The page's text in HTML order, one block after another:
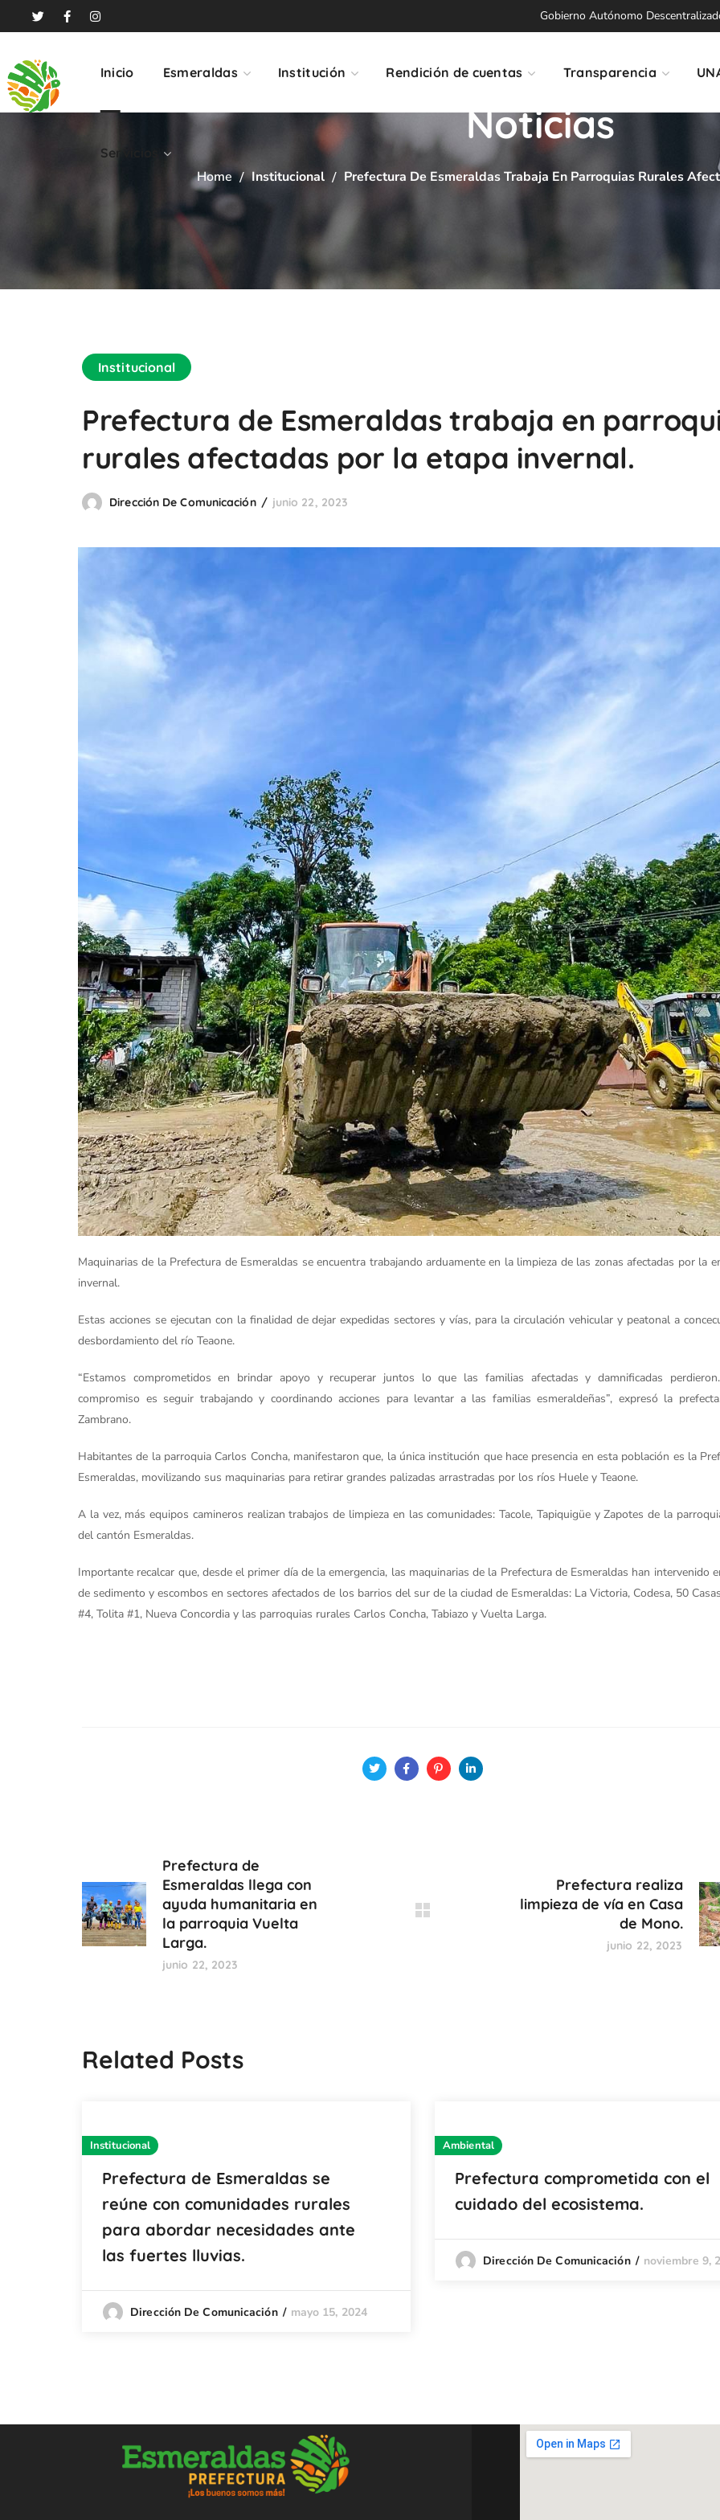
Gobierno Autónomo
Inicio Esmeraldas Institución Rendición de cuentas Transparencia
Servicios
Noticias
Home Institucional Prefectura De Esmeraldas Trabaja En Parroquias Rurales
Institucional
Prefectura de Esmeraldas trabaja en
rurales afectadas por la etapa invernal.
Dirección De Comunicación junio 22, 2023
Maquinarias de la Prefectura de Esmeraldas se encuentra trabajando arduamente en la limpieza de las zonas afectadas por la
invernal.
Estas acciones se ejecutan con la finalidad de dejar expedidas sectores y vías, para la circulación vehicular y peatonal a
desbordamiento del río Teaone.
“Estamos comprometidos en brindar apoyo y recuperar juntos lo que las familias afectadas y damnificadas
compromiso es seguir trabajando y coordinando acciones para levantar a las familias esmeraldeñas”, expresó la
Zambrano.
Habitantes de la parroquia Carlos Concha, manifestaron que, la única institución que hace presencia en esta población es la
Esmeraldas, movilizando sus maquinarias para retirar grandes palizadas arrastradas por los ríos Huele y Teaone.
A la vez, más equipos camineros realizan trabajos de limpieza en las comunidades: Tacole, Tapiquigüe y Zapotes de la
del cantón Esmeraldas.
Importante recalcar que, desde el primer día de la emergencia, las maquinarias de la Prefectura de Esmeraldas han intervenido
de sedimento y escombos en sectores afectados de los barrios del sur de la ciudad de Esmeraldas: La Victoria, Codesa, 50
#4, Tolita #1, Nueva Concordia y las parroquias rurales Carlos Concha, Tabiazo y Vuelta Larga.
Prefectura de
Esmeraldas llega con
ayuda humanitaria en
la parroquia Vuelta
Larga.
junio 22, 2023
Prefectura realiza
limpieza de vía en Casa
de Mono.
junio 22, 2023
Related Posts
Institucional
Prefectura de Esmeraldas se
reúne con comunidades rurales
para abordar necesidades ante
las fuertes lluvias.
Dirección De Comunicación mayo 15, 2024
Ambiental
Prefectura comprometida con el
cuidado del ecosistema.
Dirección De Comunicación noviembre 9,